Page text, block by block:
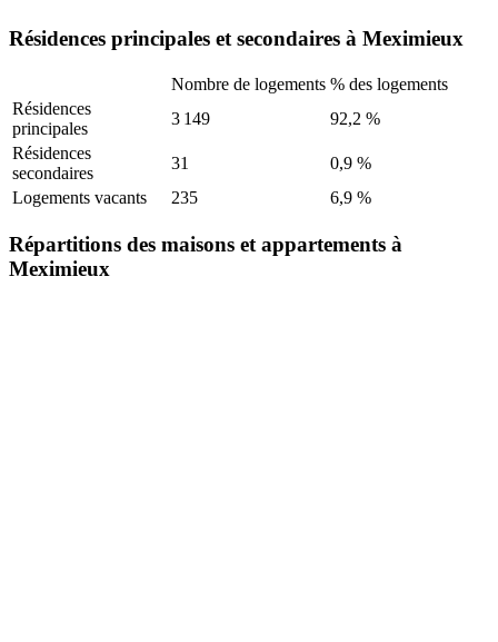
Résidences principales et secondaires à Meximieux
Nombre de logements % des logements
Résidences
principales
3 149
92,2 %
Résidences
secondaires
31
0,9 %
Logements vacants
235 6,9 %
Répartitions des maisons et appartements à
Meximieux